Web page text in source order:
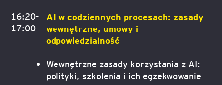
16:20-
17:00
AI w codziennych procesach: zasady
wewnętrzne, umowy i
odpowiedzialność
Wewnętrzne zasady korzystania z AI:
polityki, szkolenia i ich egzekwowanie